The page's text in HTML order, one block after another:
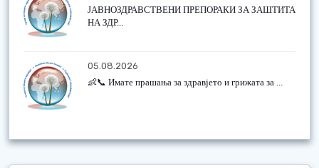
ЈАВНОЗДРАВСТВЕНИ ПРЕПОРАКИ ЗА ЗАШТИТА
НА ЗДР...
05.08.2026
👶📞 Имате прашања за здравјето и грижата за ...